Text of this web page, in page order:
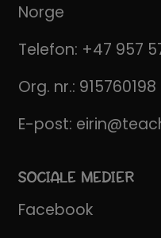
Norge
Telefon: +47 957
Org. nr.: 915760198
E-post:
SOCIALE MEDIER
Facebook